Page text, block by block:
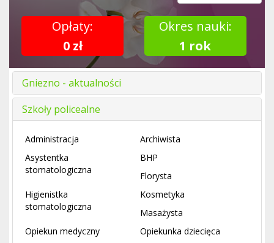
Opłaty:
0 zł
Okres nauki:
1 rok
Gniezno - aktualności
Szkoły policealne
Administracja
Archiwista
Asystentka
stomatologiczna
BHP
Florysta
Higienistka
stomatologiczna
Kosmetyka
Masażysta
Opiekun medyczny
Opiekunka dziecięca